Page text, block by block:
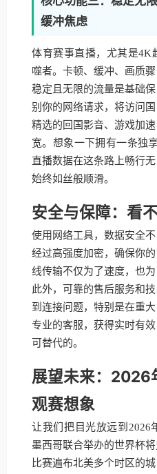
缓冲焦虑
体育赛事直播，尤其是4K
噬者。卡顿、缓冲、画质
稳定且无限的流量是基础
别你的网络请求，将访问
精选的回国影音、游戏加
宽。想象一下拥有一条独
直播数据在这条路上畅行
始终如丝般顺滑。
安全与保障：看
使用网络工具，数据安全
经过高强度加密，确保你
线传输不仅为了速度，也
此外，可靠的售后服务和
到连接问题，特别是在重
专业的客服，获得实时有
可替代的。
展望未来：2026
观赛想象
让我们把目光放远到2026
墨西哥联合举办的世界杯
比赛遍布北美多个时区的